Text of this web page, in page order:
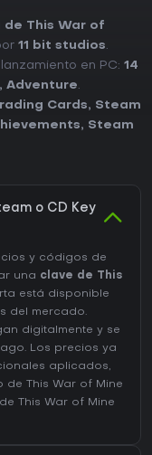
de This War of
11 bit studios.
en PC: 14
, Adventure.
Cards, Steam
, Steam
o CD Key
y códigos de
una clave de This
está disponible
del mercado.
digitalmente y se
Los precios ya
aplicados,
de This War of Mine
This War of Mine